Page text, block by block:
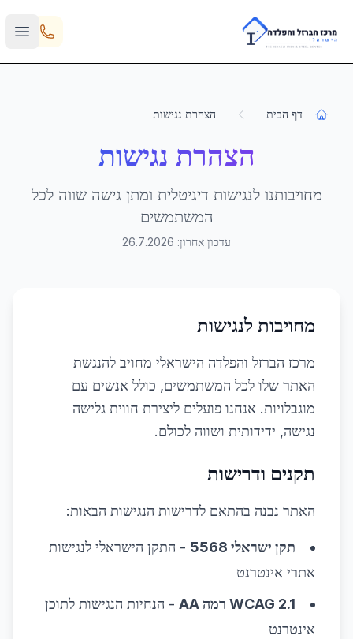
Skip to main content
דף הבית הצהרת נגישות
הצהרת נגישות
מחויבותנו לנגישות דיגיטלית ומתן גישה שווה לכל
המשתמשים
עדכון אחרון: 26.7.2026
מחויבות לנגישות
מרכז הברזל והפלדה הישראלי מחויב להנגשת
האתר שלו לכל המשתמשים, כולל אנשים עם
מוגבלויות. אנחנו פועלים ליצירת חווית גלישה
נגישה, ידידותית ושווה לכולם.
תקנים ודרישות
האתר נבנה בהתאם לדרישות הנגישות הבאות:
תקן ישראלי 5568
- התקן הישראלי לנגישות
אתרי אינטרנט
WCAG 2.1 רמה AA
- הנחיות הנגישות לתוכן
אינטרנט